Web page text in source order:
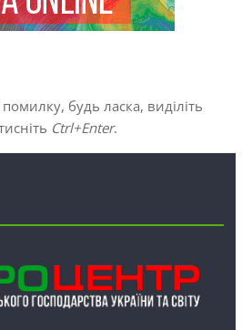
будь ласка, виділіть
Ctrl+Enter.